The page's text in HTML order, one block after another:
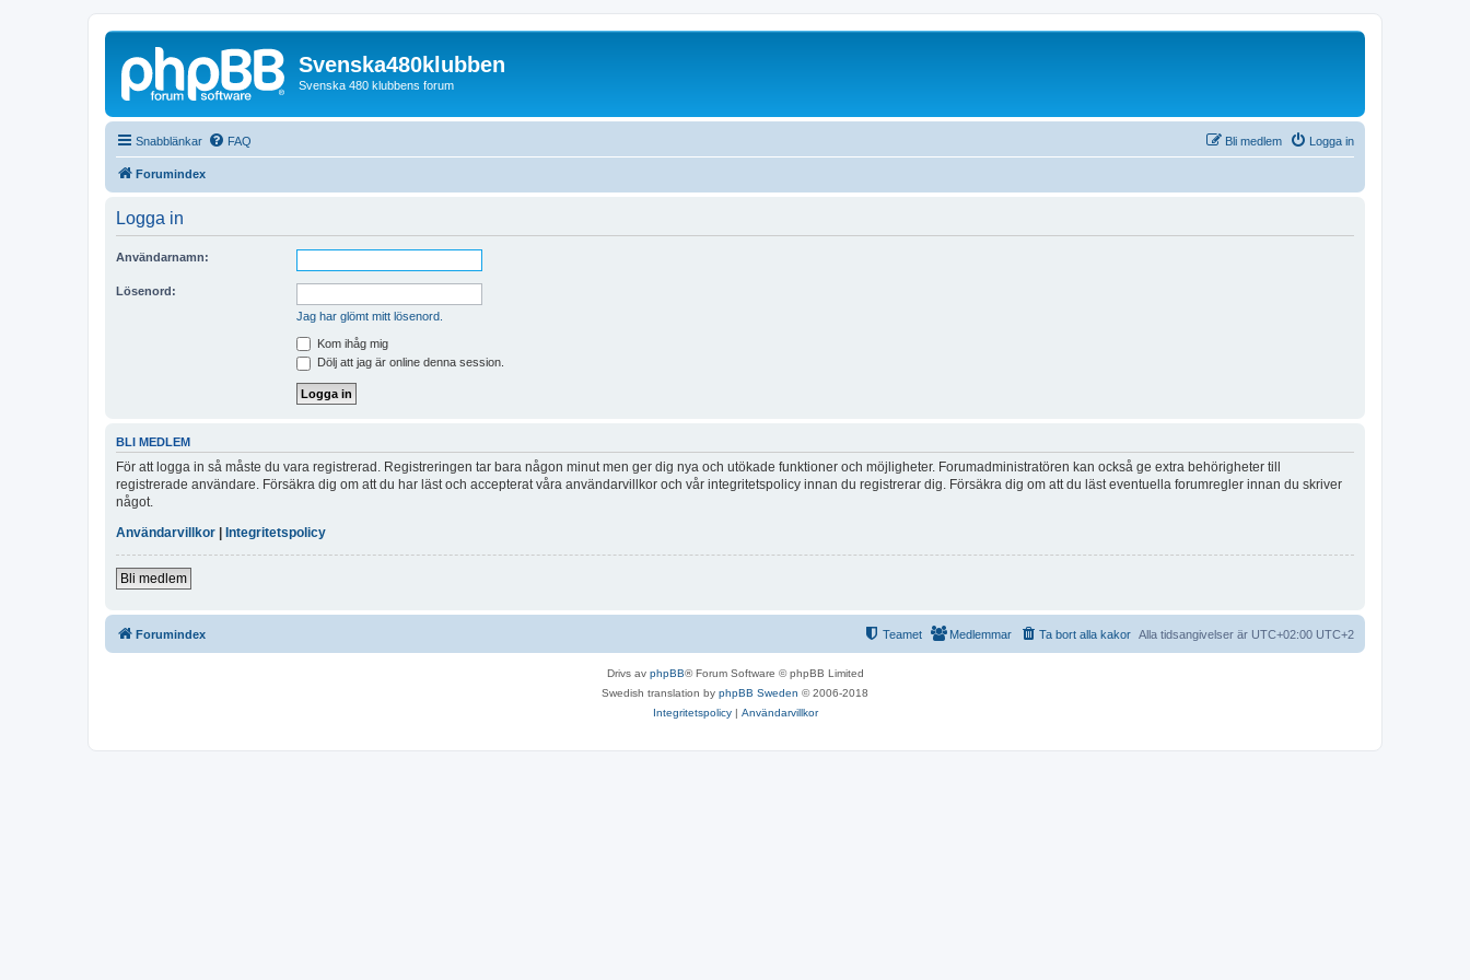
Svenska480klubben
Svenska 480 klubbens forum
Snabblänkar FAQ Logga in
Bli medlem
Forumindex
Logga in
Användarnamn:
Lösenord:
Jag har glömt mitt lösenord.
Kom ihåg mig
Dölj att jag är online denna session.
BLI MEDLEM
För att logga in så måste du vara registrerad. Registreringen tar bara någon minut men ger dig nya och utökade funktioner och möjligheter. Forumadministratören kan också ge extra behörigheter till
registrerade användare. Försäkra dig om att du har läst och accepterat våra användarvillkor och vår integritetspolicy innan du registrerar dig. Försäkra dig om att du läst eventuella forumregler innan du skriver
något.
Användarvillkor
Integritetspolicy
Bli medlem
Forumindex Alla tidsangivelser är UTC+02:00 UTC+2
Ta bort alla kakor
Medlemmar
Teamet
Drivs av phpBB® Forum Software © phpBB Limited
Swedish translation by phpBB Sweden © 2006-2018
Integritetspolicy| Användarvillkor